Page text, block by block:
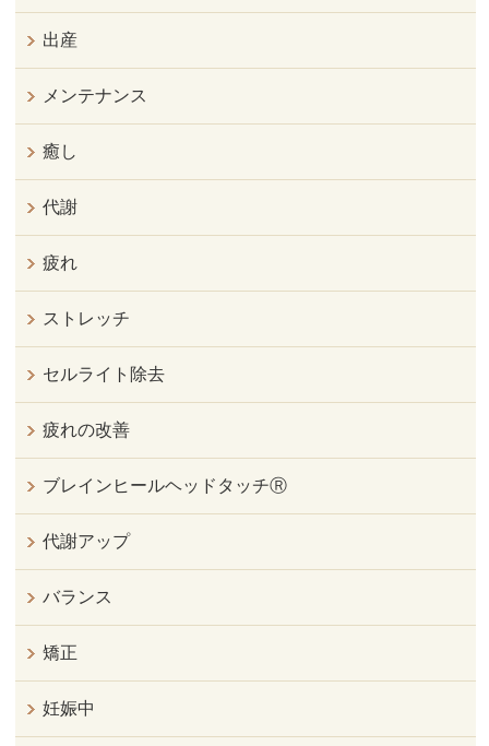
出産
メンテナンス
癒し
代謝
疲れ
ストレッチ
セルライト除去
疲れの改善
ブレインヒールヘッドタッチⓇ
代謝アップ
バランス
矯正
妊娠中